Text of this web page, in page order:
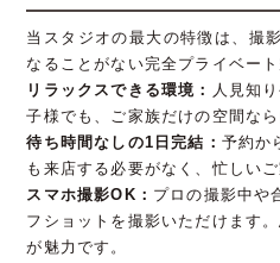
当スタジオの最大の特徴は、撮
なることがない完全プライベー
リラックスできる環境：
人見知
子様でも、ご家族だけの空間な
待ち時間なしの1日完結： 予約か
も来店する必要がなく、忙しい
スマホ撮影OK： プロの撮影中や
フショットを撮影いただけます
が魅力です。